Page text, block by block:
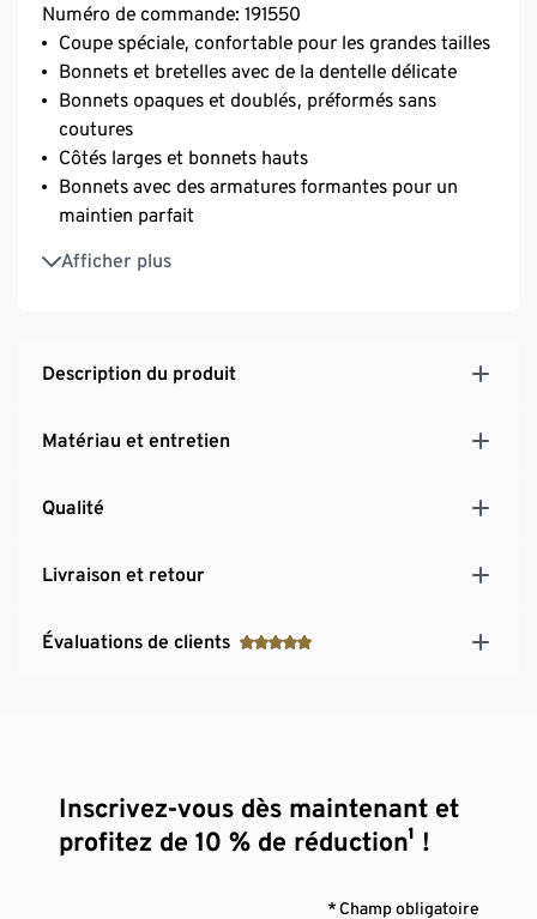
Numéro de commande: 191550
Coupe spéciale, confortable pour les grandes tailles
Bonnets et bretelles avec de la dentelle délicate
Bonnets opaques et doublés, préformés sans
coutures
Côtés larges et bonnets hauts
Bonnets avec des armatures formantes pour un
maintien parfait
Afficher plus
Avec de l’élasthanne de marque de haute qualité
pour une longue durée de vie et une grande
rembourrage doux
Avec du coton
Description du produit
Matériau et entretien
Qualité
Livraison et retour
Évaluations de clients
Inscrivez-vous dès maintenant et
profitez de 10 % de réduction¹ !
* Champ obligatoire